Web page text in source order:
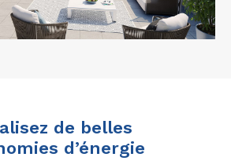
de belles
d’énergie